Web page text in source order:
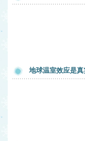
地球温室效应是